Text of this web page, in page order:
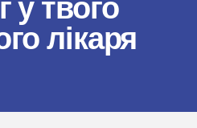
у твого
лікаря